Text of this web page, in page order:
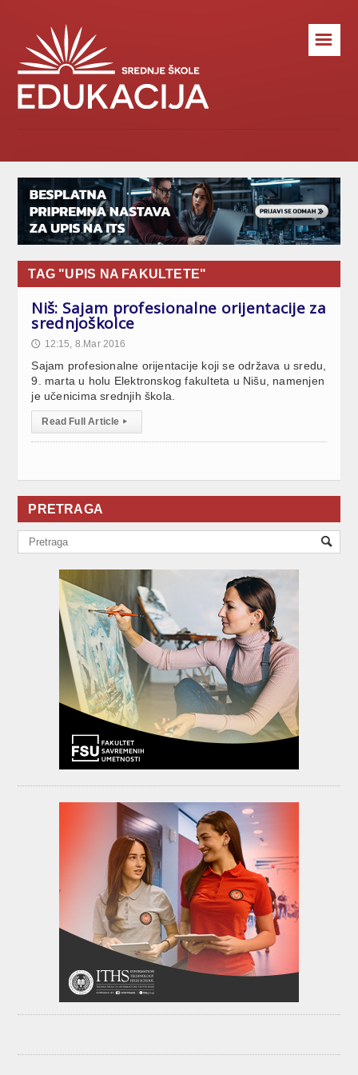
☰
TAG "UPIS NA FAKULTETE"
Niš: Sajam profesionalne orijentacije za
srednjoškolce
🕔 12:15, 8.Mar 2016
Sajam profesionalne orijentacije koji se održava u sredu,
9. marta u holu Elektronskog fakulteta u Nišu, namenjen
je učenicima srednjih škola.
Read Full Article ▸
PRETRAGA